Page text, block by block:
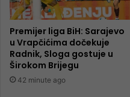
Premijer liga BiH: Sarajevo
u Vrapčićima dočekuje
Radnik, Sloga gostuje u
Širokom Brijegu
42 minute ago